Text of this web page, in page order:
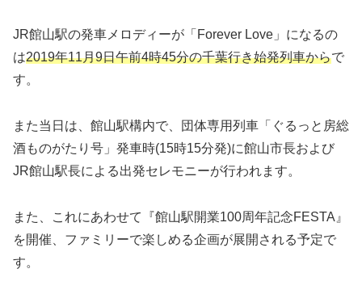
JR館山駅の発車メロディーが「Forever Love」になるの
は2019年11月9日午前4時45分の千葉行き始発列車からで
す。
また当日は、館山駅構内で、団体専用列車「ぐるっと房総
酒ものがたり号」発車時(15時15分発)に館山市長および
JR館山駅長による出発セレモニーが行われます。
また、これにあわせて『館山駅開業100周年記念FESTA』
を開催、ファミリーで楽しめる企画が展開される予定で
す。